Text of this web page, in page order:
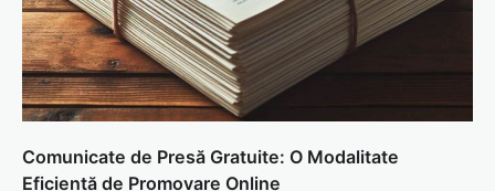
Comunicate de Presă Gratuite: O Modalitate
Eficientă de Promovare Online